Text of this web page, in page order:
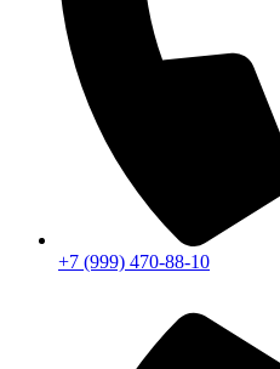
+7 (999) 470-88-10